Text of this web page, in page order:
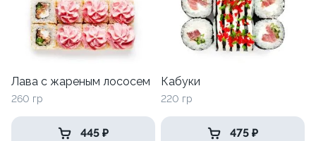
Лава с жареным лососем
260 гр
445 ₽
Кабуки
220 гр
475 ₽